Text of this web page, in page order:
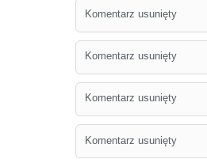
Komentarz usunięty
Komentarz usunięty
Komentarz usunięty
Komentarz usunięty